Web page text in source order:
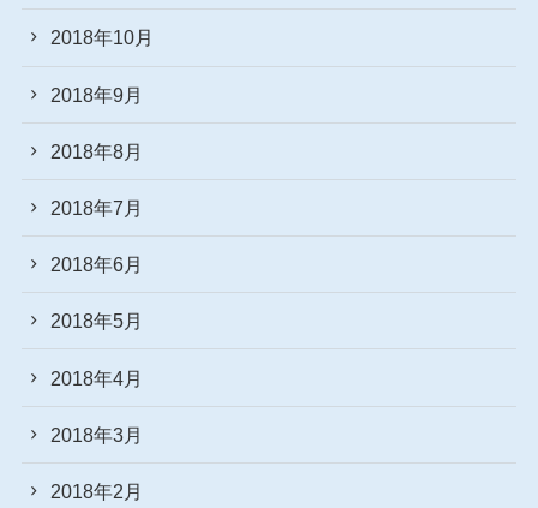
2018年10月
2018年9月
2018年8月
2018年7月
2018年6月
2018年5月
2018年4月
2018年3月
2018年2月